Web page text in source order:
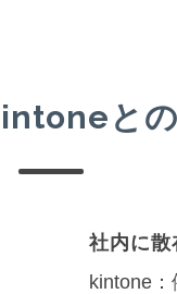
と
社内に
kintone